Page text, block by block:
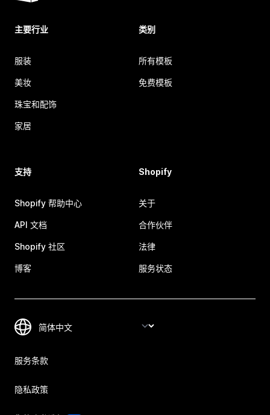
主要行业
服装
美妆
珠宝和配饰
家居
类别
所有模板
免费模板
支持
Shopify 帮助中心
API 文档
Shopify 社区
博客
Shopify
关于
合作伙伴
法律
服务状态
服务条款
隐私政策